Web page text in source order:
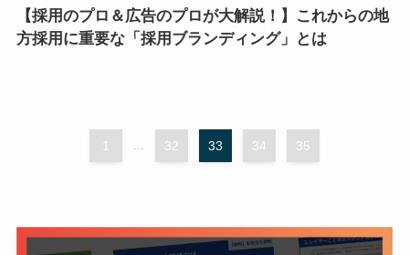
【採用のプロ＆広告のプロが大解説！】これからの地
方採用に重要な「採用ブランディング」とは
1 ... 32 33 34 35